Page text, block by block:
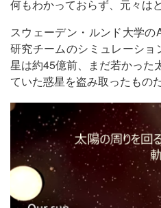
何もわかっておらず、元々は
スウェーデン・ルンド大学
研究チームのシミュレーシ
星は約45億前、まだ若かった
ていた惑星を盗み取ったもの